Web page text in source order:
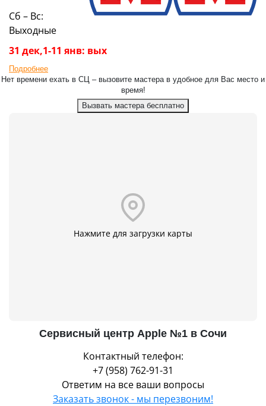
Сб – Вс:
Выходные
31 дек,1-11 янв: вых
Подробнее
Нет времени ехать в СЦ – вызовите мастера в удобное для Вас место и
время!
Вызвать мастера бесплатно
Нажмите для загрузки карты
Сервисный центр Apple №1 в Сочи
Контактный телефон:
+7 (958) 762-91-31
Ответим на все ваши вопросы
Заказать звонок - мы перезвоним!